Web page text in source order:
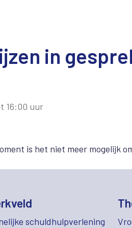
in
16:00 uur
is het niet meer mogelijk
schuldhulpverlening